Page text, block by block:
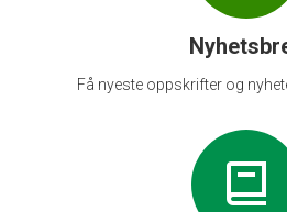
Få nyeste oppskrifter og